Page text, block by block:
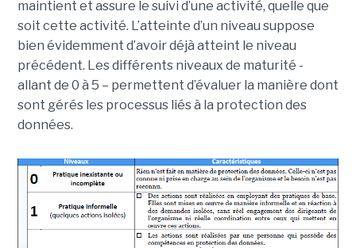
maintient et assure le suivi d’une activité, quelle que
soit cette activité. L’atteinte d’un niveau suppose
bien évidemment d’avoir déjà atteint le niveau
précédent. Les différents niveaux de maturité -
allant de 0 à 5 – permettent d’évaluer la manière dont
sont gérés les processus liés à la protection des
données.